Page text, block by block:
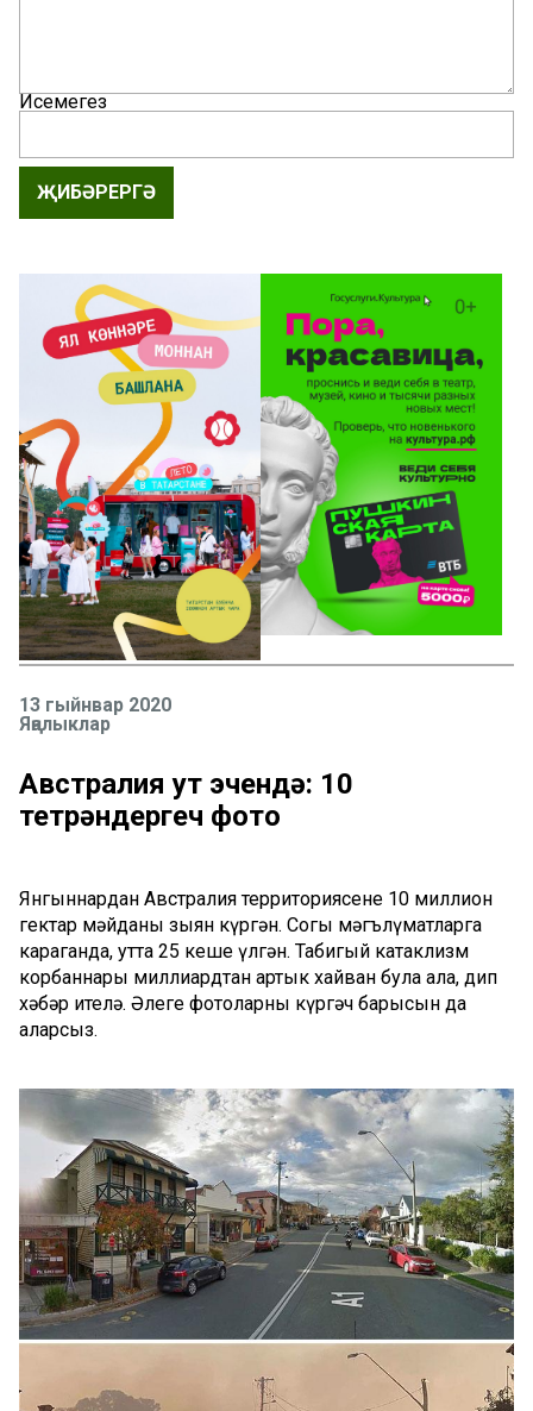
Исемегез
ҖИБӘРЕРГӘ
13 гыйнвар 2020
Яңалыклар
Австралия ут эчендә: 10
тетрәндергеч фото
Янгыннардан Австралия территориясенең 10 миллион
гектар мәйданы зыян күргән. Соңгы мәгълүматларга
караганда, утта 25 кеше үлгән. Табигый катаклизм
корбаннары миллиардтан артык хайван була ала, дип
хәбәр ителә. Әлеге фотоларны күргәч барысын да
аңларсыз.